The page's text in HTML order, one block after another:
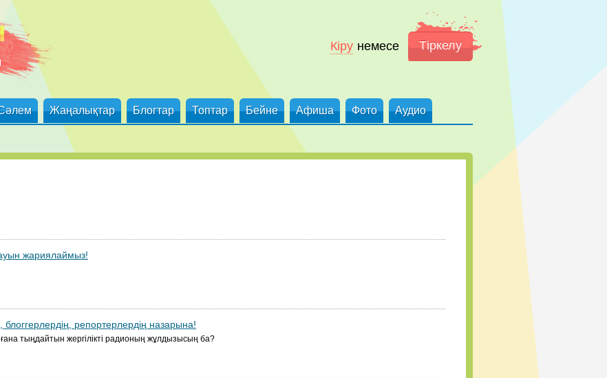
Кіру немесе Тіркелу
Жаңалықтар Блогтар Топтар Бейне Афиша Фото Аудио
жариялаймыз!
блоггерлердің, репортерлердің назарына!
тыңдайтын жергілікті радионың жұлдызысың ба?